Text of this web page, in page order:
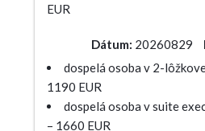
EUR
Dátum: 20260829
dospelá osoba v 2-
1190 EUR
dospelá osoba v suite
– 1660 EUR